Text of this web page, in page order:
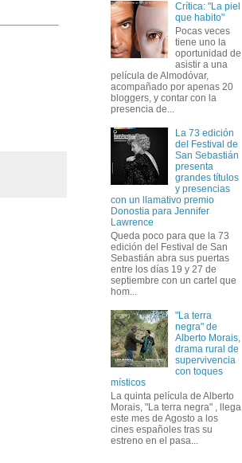
Crítica: "La piel
que habito"
Pocas veces
tiene uno la
oportunidad de
asistir a una
película de Almodóvar,
acompañado por apenas 20
bloggers, y contar con la
presencia de...
La 73 edición
del Festival de
San Sebastián
presenta
grandes títulos
y presencias
con un llamativo premio
Donostia para Jennifer
Lawrence
Queda poco para que la 73
edición del Festival de San
Sebastián abra sus puertas
entre los días 19 y 27 de
septiembre con un cartel que
hom...
"La terra
negra" de
Alberto Morais,
drama rural de
supervivencia
con toques
místicos
La quinta película de Alberto
Morais, "La terra negra" , llega
este mes de Agosto a los
cines españoles tras su
estreno en el pasa...